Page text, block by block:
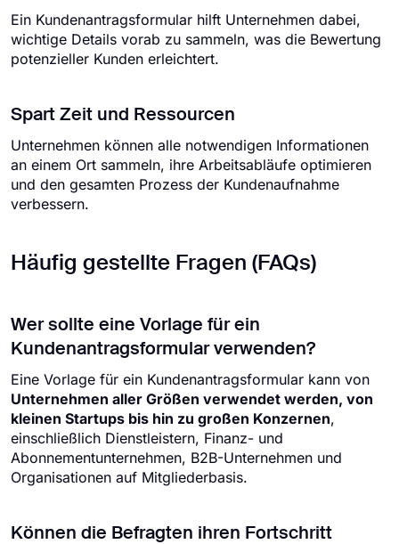
Ein Kundenantragsformular hilft Unternehmen dabei,
wichtige Details vorab zu sammeln, was die Bewertung
potenzieller Kunden erleichtert.
Spart Zeit und Ressourcen
Unternehmen können alle notwendigen Informationen
an einem Ort sammeln, ihre Arbeitsabläufe optimieren
und den gesamten Prozess der Kundenaufnahme
verbessern.
Häufig gestellte Fragen (FAQs)
Wer sollte eine Vorlage für ein
Kundenantragsformular verwenden?
Eine Vorlage für ein Kundenantragsformular kann von
Unternehmen aller Größen verwendet werden, von
kleinen Startups bis hin zu großen Konzernen,
einschließlich Dienstleistern, Finanz- und
Abonnementunternehmen, B2B-Unternehmen und
Organisationen auf Mitgliederbasis.
Können die Befragten ihren Fortschritt